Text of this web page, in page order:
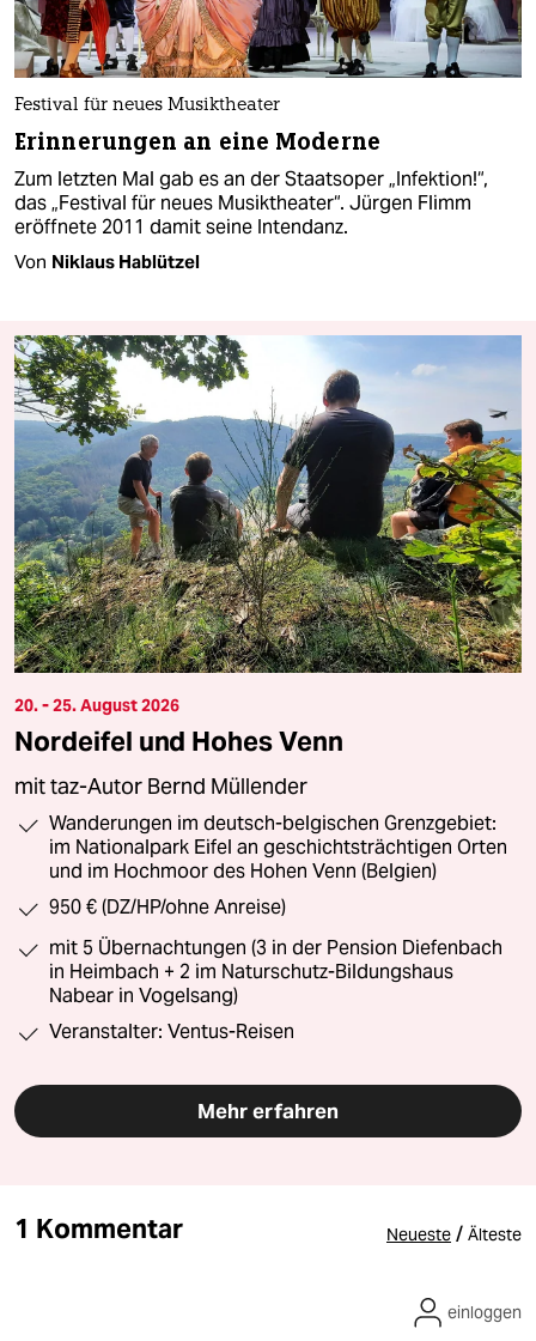
Festival für neues Musiktheater
Erinnerungen an eine Moderne
Zum letzten Mal gab es an der Staatsoper „Infektion!“,
das „Festival für neues Musiktheater“. Jürgen Flimm
eröffnete 2011 damit seine Intendanz.
Von Niklaus Hablützel
20. - 25. August 2026
Nordeifel und Hohes Venn
mit taz-Autor Bernd Müllender
Wanderungen im deutsch-belgischen Grenzgebiet:
im Nationalpark Eifel an geschichtsträchtigen Orten
und im Hochmoor des Hohen Venn (Belgien)
950 € (DZ/HP/ohne Anreise)
mit 5 Übernachtungen (3 in der Pension Diefenbach
in Heimbach + 2 im Naturschutz-Bildungshaus
Nabear in Vogelsang)
Veranstalter: Ventus-Reisen
Mehr erfahren
1 Kommentar Neueste / Älteste
einloggen